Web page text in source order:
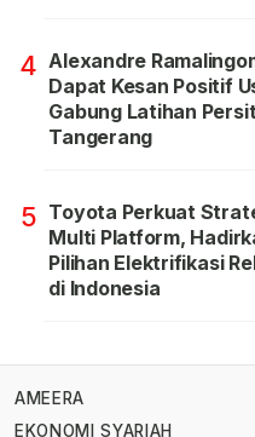
4 Alexandre
Dapat Kesan Positif
Gabung Latihan
Tangerang
5 Toyota Perkuat
Multi Platform,
Pilihan Elektrifikasi
di Indonesia
AMEERA
EKONOMI SYARIAH